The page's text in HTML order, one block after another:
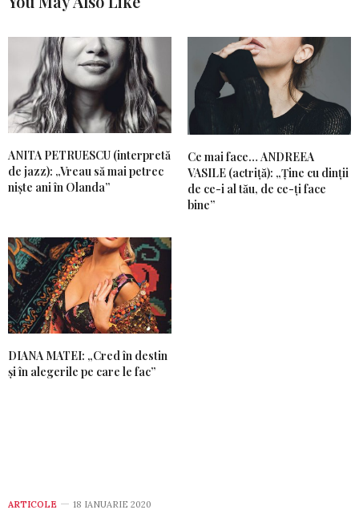
ANITA PETRUESCU (interpretă
de jazz): „Vreau să mai petrec
niște ani în Olanda”
Ce mai face… ANDREEA
VASILE (actriţă): „Ține cu dinții
de ce-i al tău, de ce-ți face
bine”
DIANA MATEI: „Cred în destin
și în alegerile pe care le fac”
ARTICOLE 18 IANUARIE 2020